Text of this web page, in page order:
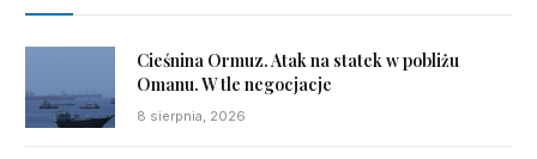
Cieśnina Ormuz. Atak na statek w pobliżu
Omanu. W tle negocjacje
8 sierpnia, 2026